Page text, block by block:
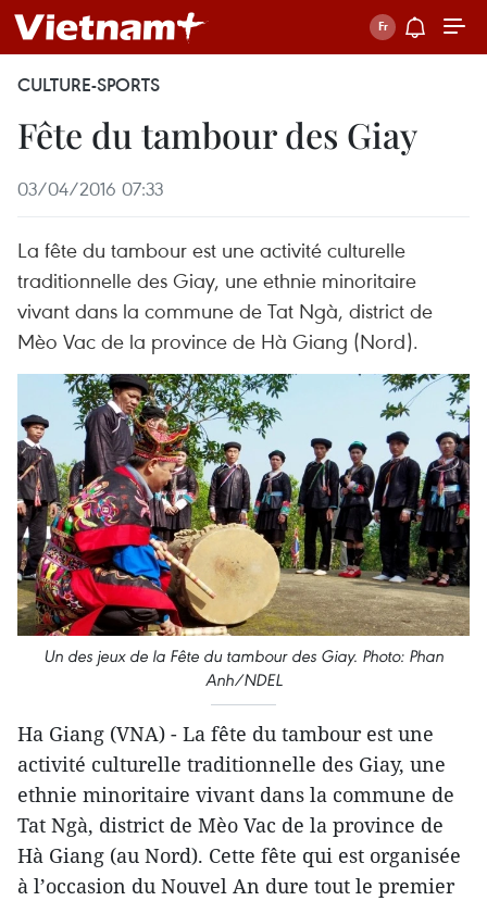
CULTURE-SPORTS
Fête du tambour des Giay
03/04/2016 07:33
La fête du tambour est une activité culturelle
traditionnelle des Giay, une ethnie minoritaire
vivant dans la commune de Tat Ngà, district de
Mèo Vac de la province de Hà Giang (Nord).
Un des jeux de la Fête du tambour des Giay. Photo: Phan
Anh/NDEL
Ha Giang (VNA) - La fête du tambour est une
activité culturelle traditionnelle des Giay, une
ethnie minoritaire vivant dans la commune de
Tat Ngà, district de Mèo Vac​ de la province de
Hà Giang (au Nord). Cette fête qui est organisée
à l’occasion du Nouvel An dure tout le premier